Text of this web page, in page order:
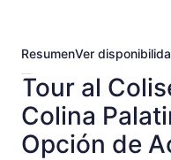
ResumenVer
Tour al
Colina
Opción de